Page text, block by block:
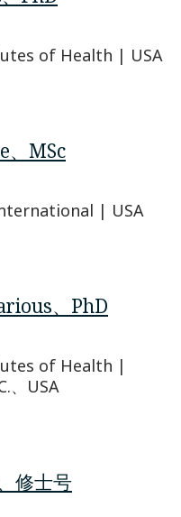
of Health | USA
、MSc
| USA
、PhD
of Health |
、USA
修士号